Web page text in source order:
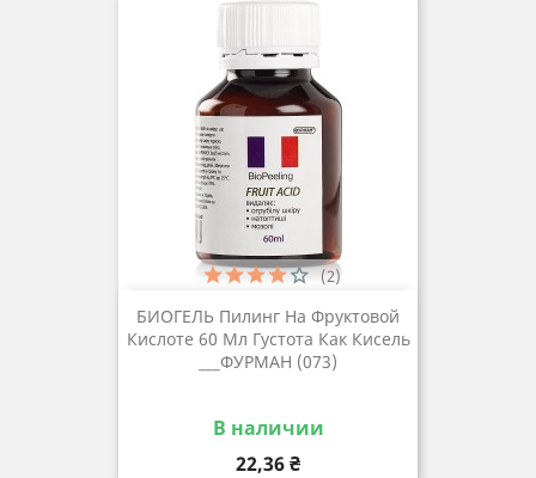
БИОГЕЛЬ Пилинг На Фруктовой
Кислоте 60 Мл Густота Как Кисель
___ФУРМАН (073)
В наличии
Цена
22,36 ₴
(2)